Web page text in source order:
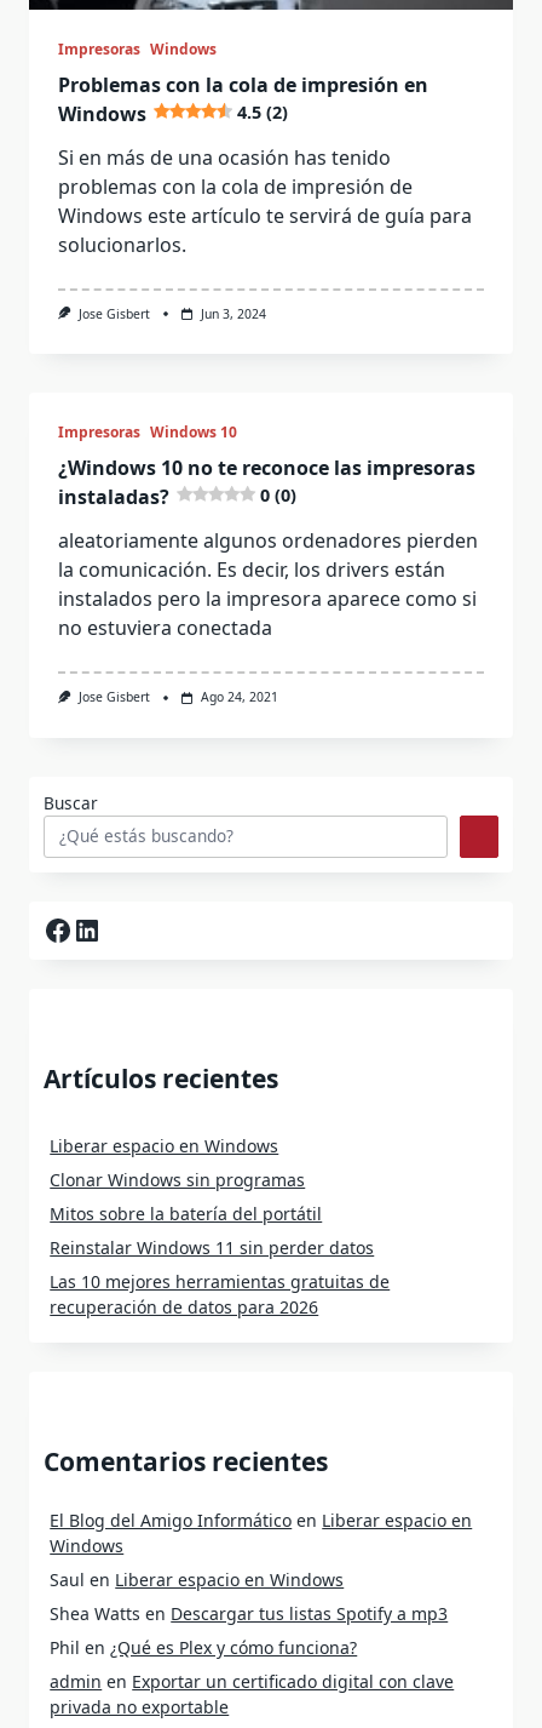
Impresoras Windows
Problemas con la cola de impresión en
Windows
4.5 (2)
Si en más de una ocasión has tenido
problemas con la cola de impresión de
Windows este artículo te servirá de guía para
solucionarlos.
Jose Gisbert Jun 3, 2024
Impresoras Windows 10
¿Windows 10 no te reconoce las impresoras
instaladas?
0 (0)
aleatoriamente algunos ordenadores pierden
la comunicación. Es decir, los drivers están
instalados pero la impresora aparece como si
no estuviera conectada
Jose Gisbert Ago 24, 2021
Buscar
Facebook
LinkedIn
Artículos recientes
Liberar espacio en Windows
Clonar Windows sin programas
Mitos sobre la batería del portátil
Reinstalar Windows 11 sin perder datos
Las 10 mejores herramientas gratuitas de
recuperación de datos para 2026
Comentarios recientes
El Blog del Amigo Informático en Liberar espacio en
Windows
Saul en Liberar espacio en Windows
Shea Watts en Descargar tus listas Spotify a mp3
Phil en¿Qué es Plex y cómo funciona?
admin en Exportar un certificado digital con clave
privada no exportable